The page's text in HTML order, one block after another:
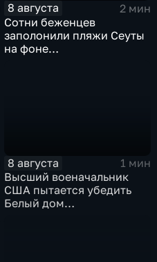
8 августа
2 мин
Сотни беженцев
заполонили пляжи Сеуты
на фоне
8 августа
1 мин
Высший военачальник
США пытается убедить
Белый дом